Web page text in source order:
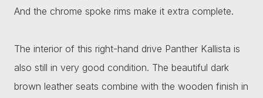
And the chrome spoke rims make it extra complete.
The interior of this right-hand drive Panther Kallista is
also still in very good condition. The beautiful dark
brown leather seats combine with the wooden finish in